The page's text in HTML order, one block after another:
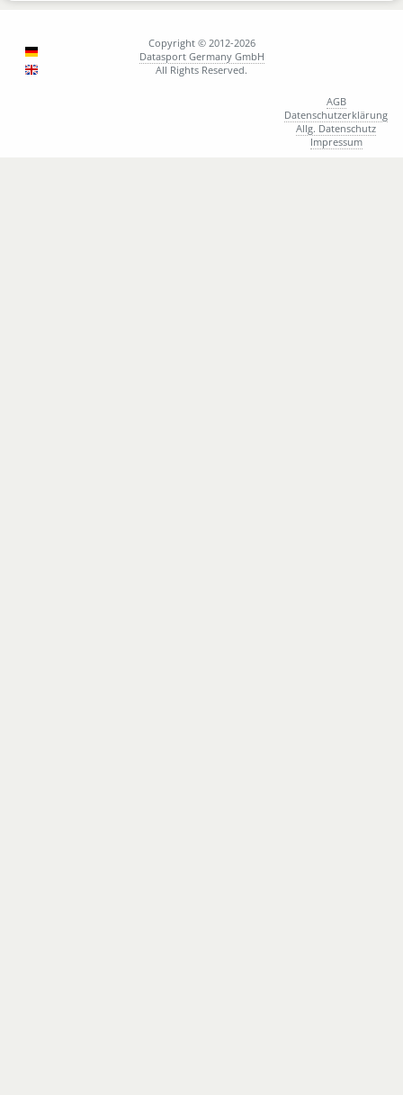
Copyright © 2012-2026
Datasport Germany GmbH
All Rights Reserved.
AGB
Datenschutzerklärung
Allg. Datenschutz
Impressum